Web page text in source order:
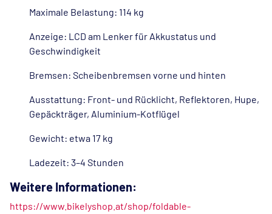
Maximale Belastung: 114 kg
Anzeige: LCD am Lenker für Akkustatus und
Geschwindigkeit
Bremsen: Scheibenbremsen vorne und hinten
Ausstattung: Front- und Rücklicht, Reflektoren, Hupe,
Gepäckträger, Aluminium-Kotflügel
Gewicht: etwa 17 kg
Ladezeit: 3–4 Stunden
Weitere Informationen:
https://www.bikelyshop.at/shop/foldable-